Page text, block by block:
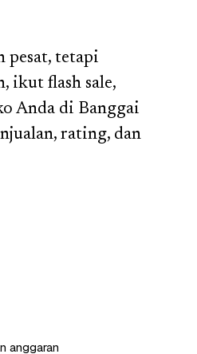
pesat, tetapi
ikut flash sale,
Anda di Banggai
rating, dan
anggaran